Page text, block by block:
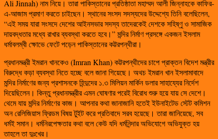
Ali Jinnah) নাম নিয়ে। তারা পাকিস্তানের প্রতিষ্ঠাতা মহাম্মদ আলী জিন্নাহকে কাফির-
এ-আজাম প্রমাণ করতে চাইছেন। স্থানের সংসদ সদস্যদের উদ্দেশ্যে তিনি বলেছিলেন,
“এই সময় যারা সংসদে দেশের আইনসভার সদস্য তাদেরকেই দেশকে সহিষ্ণু ও সামাজিক
দায়বদ্ধতার মধ্যে রাখার ব্যবস্থা করতে হবে।” মন্দির নির্মাণ প্রসঙ্গে একজন ইসলাম
ধর্মাবলম্বী ক্ষোভে ফেটে পড়েন পাকিস্তানের কট্টরপন্থীরা।
প্রধানমন্ত্রী ইমরান খানকেও (Imran Khan) কট্টরপন্থীদের চাপে প্রাক্তন বিদেশ মন্ত্রীর
বিরুদ্ধে কড়া ব্যবস্থা নিতে হচ্ছে বলে জানা গিয়েছে। অথচ ইমরান খান ইসলামাবাদে
মন্দির নির্মাণের জন্য প্রশাসনকে হিন্দুদের ১.৩ মিলিয়ন মার্কিন ডলার সাহায্যের নির্দেশ
দিয়েছিলেন। কিন্তু প্রধানমন্ত্রীর এমন ঘোষণার পরেই বিরোধ শুরু হয়ে যায় সে দেশে।
থেমে যায় মন্দির নির্মাণের কাজ। আপনার কথা জানাজানি হতেই ইউনাইটেড স্টেট কমিশন
অন রেলিজিয়াস ফ্রিডম বিষয় টুইট করে প্রতিবাদে সরব হয়েছে। তারা জানিয়েছে, সব
ধর্মই সমান। ধর্মনিরপেক্ষতার কথা বলে কেউ যদি ধর্মনিন্দার অভিযোগে অভিযুক্ত হয়
তাহলে তা দুঃখের।